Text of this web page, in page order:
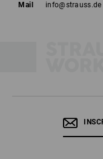
Mail
info@strauss.de